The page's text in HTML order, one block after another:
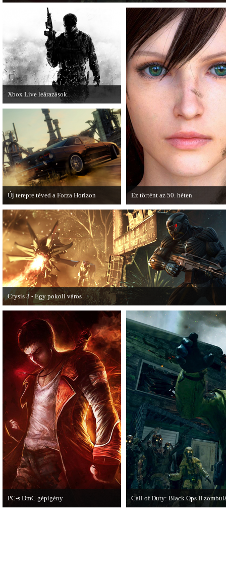
A Devil May Cry újragondolás új játékmenet-videóval jelentkezik.
Xbox Live leárazások
December 18-án az Xbox Live
rendszerében is elkezdődnek a
karácsonyi akciózások.
Ez történt az 50. héten
A héten nagyot villantottak a
fejlesztők. A Phamtom Pain
Square Enix techdemója is ütött.
Új terepre téved a Forza Horizon
Hamarosan megérkezik a Forza Horizon
első nagyszabású kiegészítője, a Rally
Expansion Pack.
Crysis 3 - Egy pokoli város
A Crysis 3 Hét Csodája videosorozat első része újabb lélegzetelállító
mutat be a játékból.
PC-s DmC gépigény Call of Duty: Black Ops II